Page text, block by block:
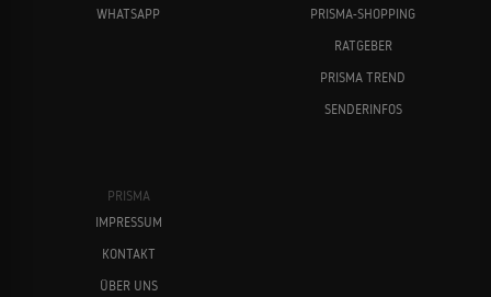
WHATSAPP
PRISMA-SHOPPING
RATGEBER
PRISMA TREND
SENDERINFOS
PRISMA
IMPRESSUM
KONTAKT
ÜBER UNS